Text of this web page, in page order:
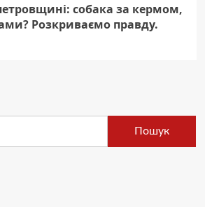
собака за кермом,
Розкриваємо правду.
Пошук